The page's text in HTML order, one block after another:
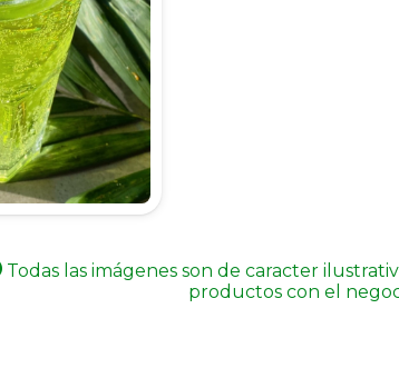
Todas las imágenes son de caracter
productos con el